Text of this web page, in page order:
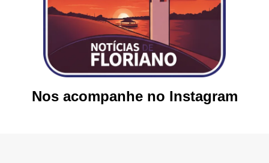
Nos acompanhe no Instagram